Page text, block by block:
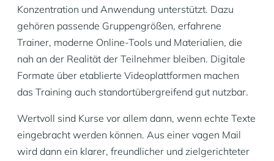
Konzentration und Anwendung unterstützt. Dazu
gehören passende Gruppengrößen, erfahrene
Trainer, moderne Online-Tools und Materialien, die
nah an der Realität der Teilnehmer bleiben. Digitale
Formate über etablierte Videoplattformen machen
das Training auch standortübergreifend gut nutzbar.
Wertvoll sind Kurse vor allem dann, wenn echte Texte
eingebracht werden können. Aus einer vagen Mail
wird dann ein klarer, freundlicher und zielgerichteter